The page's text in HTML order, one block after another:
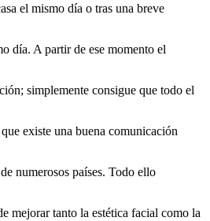
el mismo día o tras una breve
día. A partir de ese momento el
simplemente consigue que todo el
existe una buena comunicación
numerosos países. Todo ello
mejorar tanto la estética facial como la